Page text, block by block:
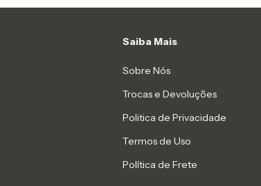
Saiba Mais
Sobre Nós
Trocas e Devoluções
Politica de Privacidade
Termos de Uso
Política de Frete